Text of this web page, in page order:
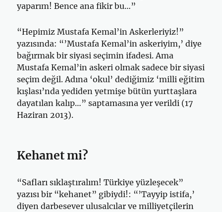
yaparım! Bence ana fikir bu…”
“Hepimiz Mustafa Kemal’in Askerleriyiz!”
yazısında: “’Mustafa Kemal’in askeriyim,’ diye
bağırmak bir siyasi seçimin ifadesi. Ama
Mustafa Kemal’in askeri olmak sadece bir siyasi
seçim değil. Adına ‘okul’ dediğimiz ‘milli eğitim
kışlası’nda yediden yetmişe bütün yurttaşlara
dayatılan kalıp…” saptamasına yer verildi (17
Haziran 2013).
Kehanet mi?
“Safları sıklaştıralım! Türkiye yüzleşecek”
yazısı bir “kehanet” gibiydi!: “’Tayyip istifa,’
diyen darbesever ulusalcılar ve milliyetçilerin